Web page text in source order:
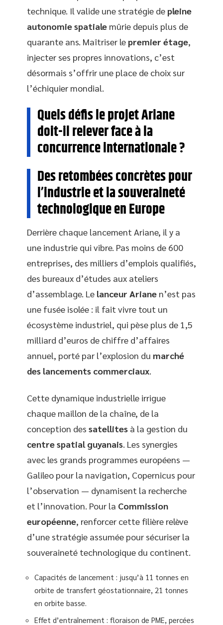
technique. Il valide une stratégie de pleine
autonomie spatiale mûrie depuis plus de
quarante ans. Maîtriser le premier étage,
injecter ses propres innovations, c’est
désormais s’offrir une place de choix sur
l’échiquier mondial.
Quels défis le projet Ariane
doit-il relever face à la
concurrence internationale ?
Des retombées concrètes pour
l’industrie et la souveraineté
technologique en Europe
Derrière chaque lancement Ariane, il y a
une industrie qui vibre. Pas moins de 600
entreprises, des milliers d’emplois qualifiés,
des bureaux d’études aux ateliers
d’assemblage. Le lanceur Ariane n’est pas
une fusée isolée : il fait vivre tout un
écosystème industriel, qui pèse plus de 1,5
milliard d’euros de chiffre d’affaires
annuel, porté par l’explosion du marché
des lancements commerciaux.
Cette dynamique industrielle irrigue
chaque maillon de la chaîne, de la
conception des satellites à la gestion du
centre spatial guyanais . Les synergies
avec les grands programmes européens —
Galileo pour la navigation, Copernicus pour
l’observation — dynamisent la recherche
et l’innovation. Pour la Commission
européenne, renforcer cette filière relève
d’une stratégie assumée pour sécuriser la
souveraineté technologique du continent.
Capacités de lancement : jusqu’à 11 tonnes en
orbite de transfert géostationnaire, 21 tonnes
en orbite basse.
Effet d’entraînement : floraison de PME, percées